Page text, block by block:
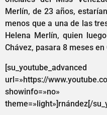
Merlín, de 23 años,
menos que a una de las
Helena Merlín, quien
Chávez, pasara 8 meses
[su_youtube_advanced
url=»https://
theme=»light»]rnández[/